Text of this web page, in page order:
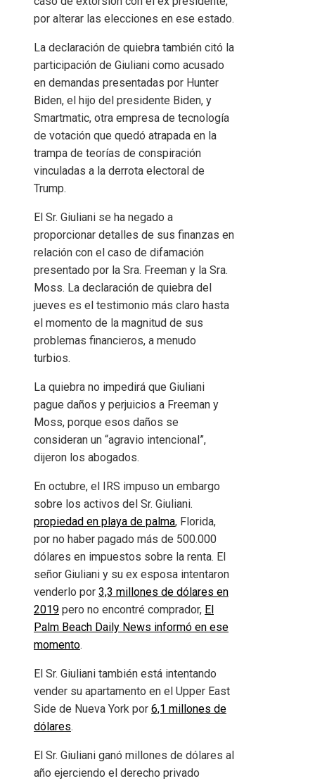
por alterar las elecciones en ese estado.
La declaración de quiebra también citó la
participación de Giuliani como acusado
en demandas presentadas por Hunter
Biden, el hijo del presidente Biden, y
Smartmatic, otra empresa de tecnología
de votación que quedó atrapada en la
trampa de teorías de conspiración
vinculadas a la derrota electoral de
Trump.
El Sr. Giuliani se ha negado a
proporcionar detalles de sus finanzas en
relación con el caso de difamación
presentado por la Sra. Freeman y la Sra.
Moss. La declaración de quiebra del
jueves es el testimonio más claro hasta
el momento de la magnitud de sus
problemas financieros, a menudo
turbios.
La quiebra no impedirá que Giuliani
pague daños y perjuicios a Freeman y
Moss, porque esos daños se
consideran un “agravio intencional”,
dijeron los abogados.
En octubre, el IRS impuso un embargo
sobre los activos del Sr. Giuliani.
propiedad en playa de palma, Florida,
por no haber pagado más de 500.000
dólares en impuestos sobre la renta. El
señor Giuliani y su ex esposa intentaron
venderlo por 3,3 millones de dólares en
2019 pero no encontré comprador, El
Palm Beach Daily News informó en ese
momento.
El Sr. Giuliani también está intentando
vender su apartamento en el Upper East
Side de Nueva York por 6,1 millones de
dólares.
El Sr. Giuliani ganó millones de dólares al
año ejerciendo el derecho privado